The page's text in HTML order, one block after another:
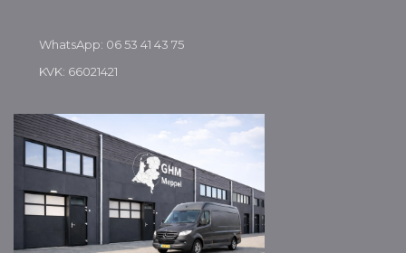
WhatsApp: 06 53 41 43 75
KVK: 66021421